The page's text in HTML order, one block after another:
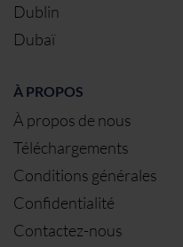
Dublin
Dubaï
À PROPOS
À propos de nous
Téléchargements
Conditions générales
Confidentialité
Contactez-nous